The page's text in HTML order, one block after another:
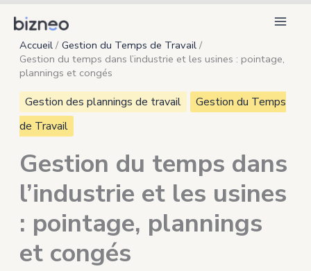
contenu
Accueil
Gestion du Temps de Travail
Gestion du temps dans l’industrie et les usines : pointage,
plannings et congés
Gestion des plannings de travail
Gestion du Temps
de Travail
Gestion du temps dans
l’industrie et les usines
: pointage, plannings
et congés